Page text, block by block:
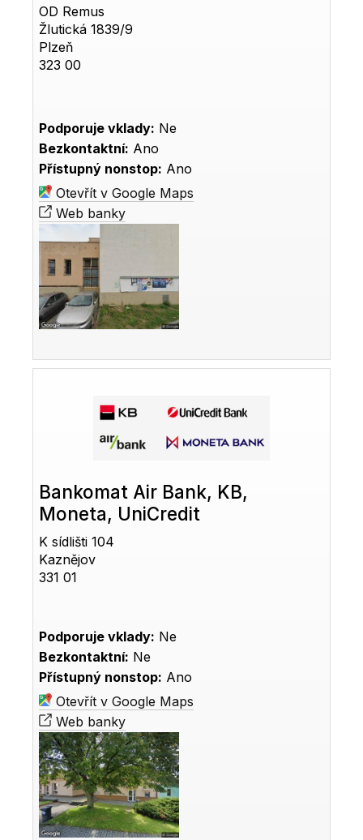
OD Remus
Žlutická 1839/9
Plzeň
323 00
Podporuje vklady: Ne
Bezkontaktní: Ano
Přístupný nonstop: Ano
Otevřít v Google Maps
Web banky
Bankomat Air Bank, KB,
Moneta, UniCredit
K sídlišti 104
Kaznějov
331 01
Podporuje vklady: Ne
Bezkontaktní: Ne
Přístupný nonstop: Ano
Otevřít v Google Maps
Web banky